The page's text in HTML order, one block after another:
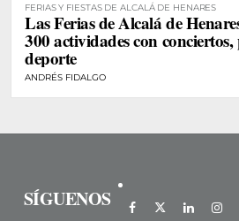
FERIAS Y FIESTAS DE ALCALÁ DE HENARES
Las Ferias de Alcalá de
300 actividades con
deporte
ANDRÉS FIDALGO
SÍGUENOS